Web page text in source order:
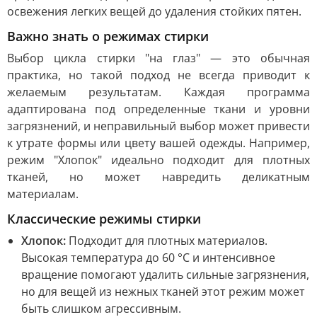
освежения легких вещей до удаления стойких пятен.
Важно знать о режимах стирки
Выбор цикла стирки "на глаз" — это обычная
практика, но такой подход не всегда приводит к
желаемым результатам. Каждая программа
адаптирована под определенные ткани и уровни
загрязнений, и неправильный выбор может привести
к утрате формы или цвету вашей одежды. Например,
режим "Хлопок" идеально подходит для плотных
тканей, но может навредить деликатным
материалам.
Классические режимы стирки
Хлопок: Подходит для плотных материалов.
Высокая температура до 60 °C и интенсивное
вращение помогают удалить сильные загрязнения,
но для вещей из нежных тканей этот режим может
быть слишком агрессивным.